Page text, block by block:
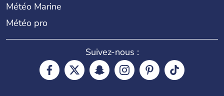
Météo Marine
Météo pro
Suivez-nous :